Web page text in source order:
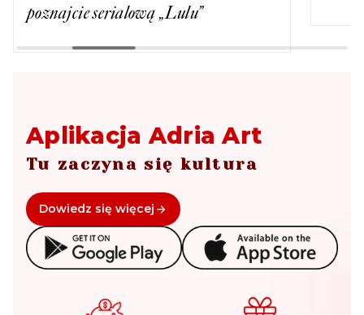
poznajcie serialową „Lulu”
Aplikacja Adria Art
Tu zaczyna się kultura
Dowiedz się więcej